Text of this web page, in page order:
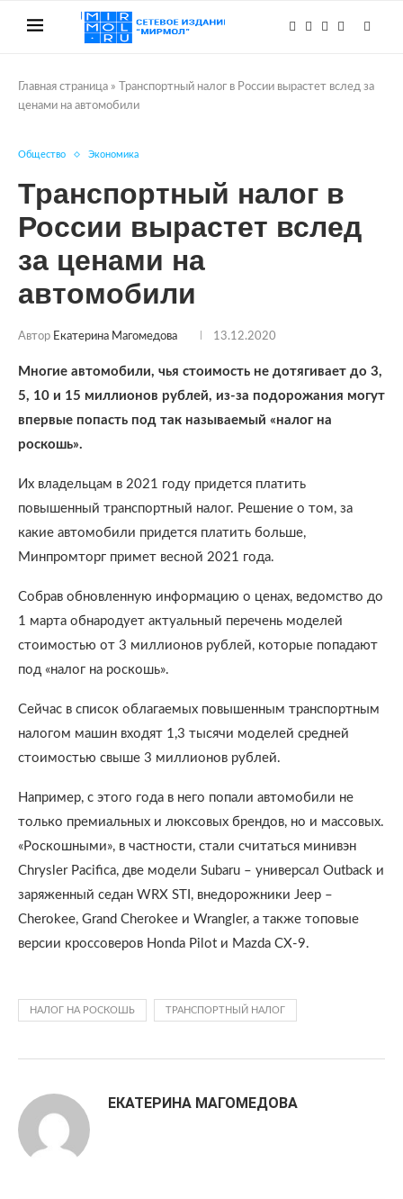
Главная страница »
Транспортный налог в России вырастет вслед за
ценами на автомобили
Общество Экономика
Транспортный налог в
России вырастет вслед
за ценами на
автомобили
Автор Екатерина Магомедова 13.12.2020
Многие автомобили, чья стоимость не дотягивает до 3,
5, 10 и 15 миллионов рублей, из-за подорожания могут
впервые попасть под так называемый «налог на
роскошь».
Их владельцам в 2021 году придется платить
повышенный транспортный налог. Решение о том, за
какие автомобили придется платить больше,
Минпромторг примет весной 2021 года.
Собрав обновленную информацию о ценах, ведомство до
1 марта обнародует актуальный перечень моделей
стоимостью от 3 миллионов рублей, которые попадают
под «налог на роскошь».
Сейчас в список облагаемых повышенным транспортным
налогом машин входят 1,3 тысячи моделей средней
стоимостью свыше 3 миллионов рублей.
Например, с этого года в него попали автомобили не
только премиальных и люксовых брендов, но и массовых.
«Роскошными», в частности, стали считаться минивэн
Chrysler Pacifica, две модели Subaru – универсал Outback и
заряженный седан WRX STI, внедорожники Jeep –
Cherokee, Grand Cherokee и Wrangler, а также топовые
версии кроссоверов Honda Pilot и Mazda CX-9.
НАЛОГ НА РОСКОШЬ ТРАНСПОРТНЫЙ НАЛОГ
ЕКАТЕРИНА МАГОМЕДОВА